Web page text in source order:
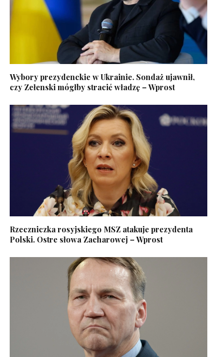
Wybory prezydenckie w Ukrainie. Sondaż ujawnił,
czy Zełenski mógłby stracić władzę – Wprost
Rzeczniczka rosyjskiego MSZ atakuje prezydenta
Polski. Ostre słowa Zacharowej – Wprost